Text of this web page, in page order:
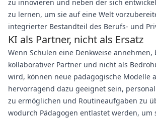
zu innovieren und neben der sich
zu lernen, um sie auf eine Welt
integrierter Bestandteil des Berufs- und
KI als Partner, nicht als Ersatz
Wenn Schulen eine Denkweise annehmen,
kollaborativer Partner und nicht als
wird, können neue pädagogische Modelle
hervorragend dazu geeignet sein,
zu ermöglichen und Routineaufgaben zu
wodurch Pädagogen entlastet werden, um